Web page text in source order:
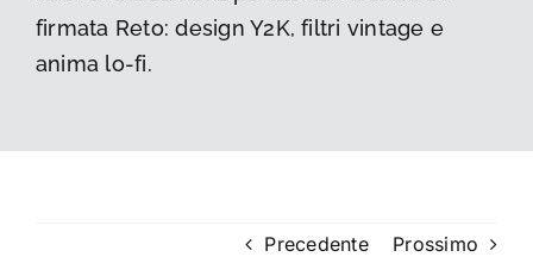
Guide
Cerca
firmata Reto: design Y2K, filtri vintage e
anima lo-fi.
Precedente Prossimo